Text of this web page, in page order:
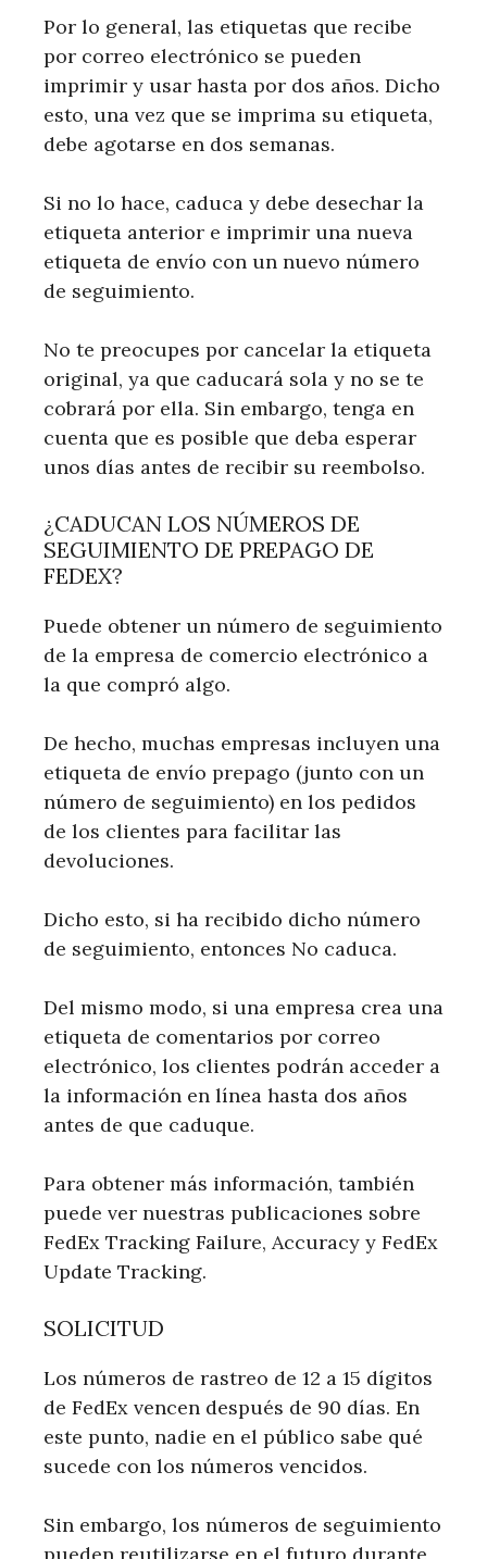
Por lo general, las etiquetas que recibe
por correo electrónico se pueden
imprimir y usar hasta por dos años. Dicho
esto, una vez que se imprima su etiqueta,
debe agotarse en dos semanas.
Si no lo hace, caduca y debe desechar la
etiqueta anterior e imprimir una nueva
etiqueta de envío con un nuevo número
de seguimiento.
No te preocupes por cancelar la etiqueta
original, ya que caducará sola y no se te
cobrará por ella. Sin embargo, tenga en
cuenta que es posible que deba esperar
unos días antes de recibir su reembolso.
¿CADUCAN LOS NÚMEROS DE
SEGUIMIENTO DE PREPAGO DE
FEDEX?
Puede obtener un número de seguimiento
de la empresa de comercio electrónico a
la que compró algo.
De hecho, muchas empresas incluyen una
etiqueta de envío prepago (junto con un
número de seguimiento) en los pedidos
de los clientes para facilitar las
devoluciones.
Dicho esto, si ha recibido dicho número
de seguimiento, entonces No caduca.
Del mismo modo, si una empresa crea una
etiqueta de comentarios por correo
electrónico, los clientes podrán acceder a
la información en línea hasta dos años
antes de que caduque.
Para obtener más información, también
puede ver nuestras publicaciones sobre
FedEx Tracking Failure, Accuracy y FedEx
Update Tracking.
SOLICITUD
Los números de rastreo de 12 a 15 dígitos
de FedEx vencen después de 90 días. En
este punto, nadie en el público sabe qué
sucede con los números vencidos.
Sin embargo, los números de seguimiento